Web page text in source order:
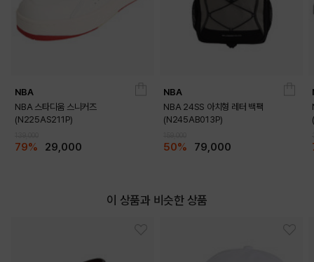
NBA
NBA 스타디움 스니커즈
(N225AS211P)
79% 29,000
NBA
NBA 24SS 아치형 레터 백팩
(N245AB013P)
50% 79,000
이 상품과 비슷한 상품